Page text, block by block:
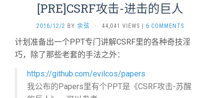
[PRE]CSRF攻击-进击的巨人
2016/12/2 BY 余弦 · 44,041 VIEWS 6 COMMENTS
计划准备出一个PPT专门讲解CSRF里的各种奇技淫
巧，除了那些老套的手法之外：
https://github.com/evilcos/papers
我公布的Papers里有个PPT是《CSRF攻击-苏醒